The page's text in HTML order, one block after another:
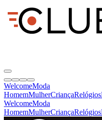
WelcomeModa
HomemMulherCriançaRelógios
WelcomeModa
HomemMulherCriançaRelógios